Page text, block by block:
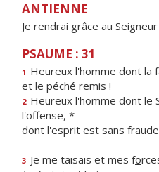
ANTIENNE
Je rendrai grâce au
PSAUME : 31
1 Heureux l'homme dont la
et le péché remis !
2 Heureux l'homme dont le
l'offense, *
dont l'esprit est sans
3 Je me taisais et mes fo